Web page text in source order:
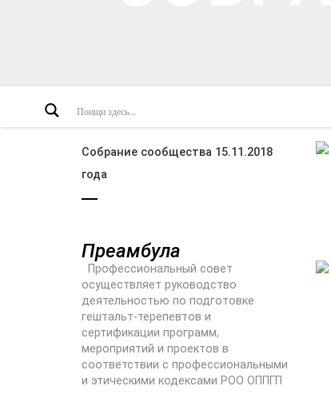
Собрание сообщества 15.11.2018
года
Преамбула
Профессиональный совет
осуществляет руководство
деятельностью по подготовке
гештальт-терепевтов и
сертификации программ,
мероприятий и проектов в
соответствии с профессиональными
и этическими кодексами РОО ОППГП